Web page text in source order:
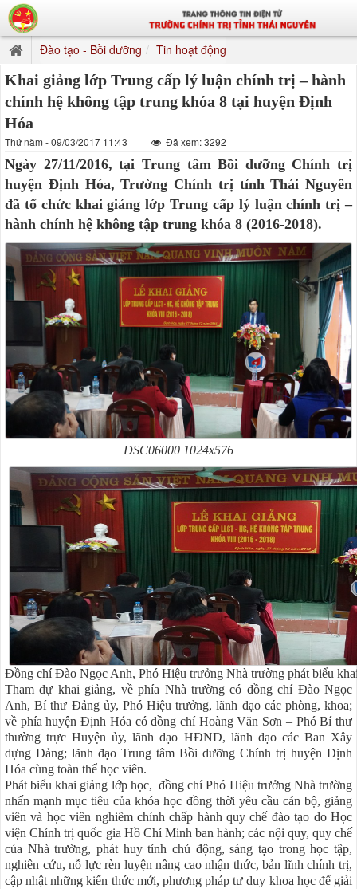
Đào tạo - Bồi dưỡng Tin hoạt động
Khai giảng lớp Trung cấp lý luận chính trị – hành
chính hệ không tập trung khóa 8 tại huyện Định
Hóa
Thứ năm - 09/03/2017 11:43 Đã xem: 3292
Ngày 27/11/2016, tại Trung tâm Bồi dưỡng Chính trị
huyện Định Hóa, Trường Chính trị tỉnh Thái Nguyên
đã tổ chức khai giảng lớp Trung cấp lý luận chính trị –
hành chính hệ không tập trung khóa 8 (2016-2018).
DSC06000 1024x576
Đồng chí Đào Ngọc Anh, Phó Hiệu trưởng Nhà trường phát biểu
Tham dự khai giảng, về phía Nhà trường có đồng chí Đào Ngọc
Anh, Bí thư Đảng ủy, Phó Hiệu trưởng, lãnh đạo các phòng, khoa;
về phía huyện Định Hóa có đồng chí Hoàng Văn Sơn – Phó Bí thư
thường trực Huyện ủy, lãnh đạo HĐND, lãnh đạo các Ban Xây
dựng Đảng; lãnh đạo Trung tâm Bồi dưỡng Chính trị huyện Định
Hóa cùng toàn thể học viên.
Phát biểu khai giảng lớp học, đồng chí Phó Hiệu trưởng Nhà trường
nhấn mạnh mục tiêu của khóa học đồng thời yêu cầu cán bộ, giảng
viên và học viên nghiêm chỉnh chấp hành quy chế đào tạo do Học
viện Chính trị quốc gia Hồ Chí Minh ban hành; các nội quy, quy chế
của Nhà trường, phát huy tính chủ động, sáng tạo trong học tập,
nghiên cứu, nỗ lực rèn luyện nâng cao nhận thức, bản lĩnh chính trị,
cập nhật những kiến thức mới, phương pháp tư duy khoa học để giải